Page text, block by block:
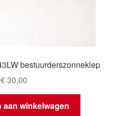
bestuurderszonneklep
€30,00
aan winkelwagen